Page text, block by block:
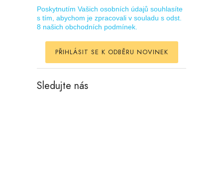
Poskytnutím Vašich osobních údajů souhlasíte
s tím, abychom je zpracovali v souladu s odst.
8 našich obchodních podmínek.
PŘIHLÁSIT SE K ODBĚRU NOVINEK
Sledujte nás